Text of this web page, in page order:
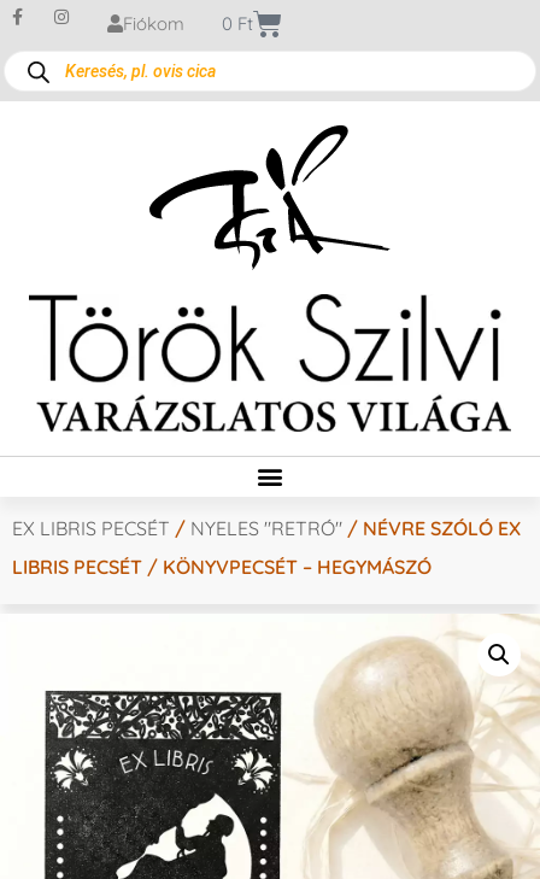
Fiókom 0 Ft
EX LIBRIS PECSÉT / NYELES "RETRÓ" / NÉVRE SZÓLÓ EX
LIBRIS PECSÉT / KÖNYVPECSÉT – HEGYMÁSZÓ